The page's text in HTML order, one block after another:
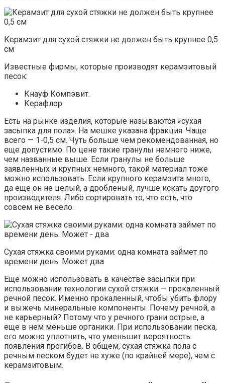
Керамзит для сухой стяжки не должен быть крупнее 0,5
см
Известные фирмы, которые производят керамзитовый
песок:
Кнауф Компэвит.
Керафлор.
Есть на рынке изделия, которые называются «сухая
засыпка для пола». На мешке указана фракция. Чаще
всего — 1-0,5 см. Чуть больше чем рекомендованная, но
еще допустимо. По цене такие гранулы немного ниже,
чем названные выше. Если гранулы не больше
заявленных и крупных немного, такой материал тоже
можно использовать. Если крупного керамзита много,
да еще он не целый, а дробленый, лучше искать другого
производителя. Либо сортировать то, что есть, что
совсем не весело.
Сухая стяжка своими руками: одна комната займет по
времени день. Может два
Еще можно использовать в качестве засыпки при
использовании технологии сухой стяжки — прокаленный
речной песок. Именно прокаленный, чтобы убить флору
и выжечь минеральные компоненты. Почему речной, а
не карьерный? Потому что у речного грани острые, а
еще в нем меньше органики. При использовании песка,
его можно уплотнить, что уменьшит вероятность
появления прогибов. В общем, сухая стяжка пола с
речным песком будет не хуже (по крайней мере), чем с
керамзитовым.